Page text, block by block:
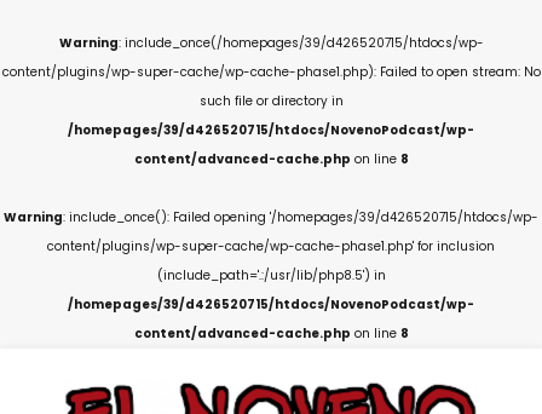
Warning: include_once(/homepages/39/d426520715/htdocs/wp-
content/plugins/wp-super-cache/wp-cache-phase1.php): Failed to open stream: No
such file or directory in
/homepages/39/d426520715/htdocs/NovenoPodcast/wp-
content/advanced-cache.php on line 8
Warning: include_once(): Failed opening '/homepages/39/d426520715/htdocs/wp-
content/plugins/wp-super-cache/wp-cache-phase1.php' for inclusion
(include_path='.:/usr/lib/php8.5') in
/homepages/39/d426520715/htdocs/NovenoPodcast/wp-
content/advanced-cache.php on line 8